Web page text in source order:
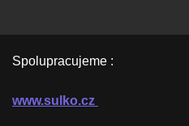
Spolupracujeme :
www.sulko.cz